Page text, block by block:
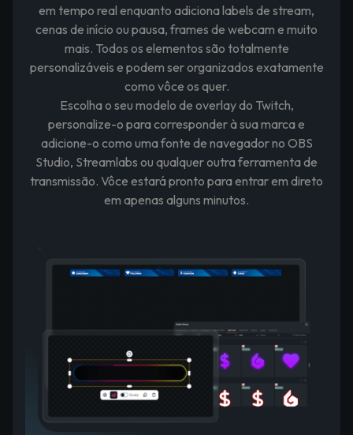
em tempo real enquanto adiciona labels de stream,
cenas de início ou pausa, frames de webcam e muito
mais. Todos os elementos são totalmente
personalizáveis e podem ser organizados exatamente
como vôce os quer.
Escolha o seu modelo de overlay do Twitch,
personalize-o para corresponder à sua marca e
adicione-o como uma fonte de navegador no OBS
Studio, Streamlabs ou qualquer outra ferramenta de
transmissão. Vôce estará pronto para entrar em direto
em apenas alguns minutos.